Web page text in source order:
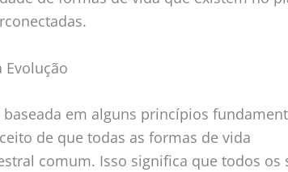
Evolução
baseada em alguns princípios
de que todas as formas de vida
comum. Isso significa que todos os